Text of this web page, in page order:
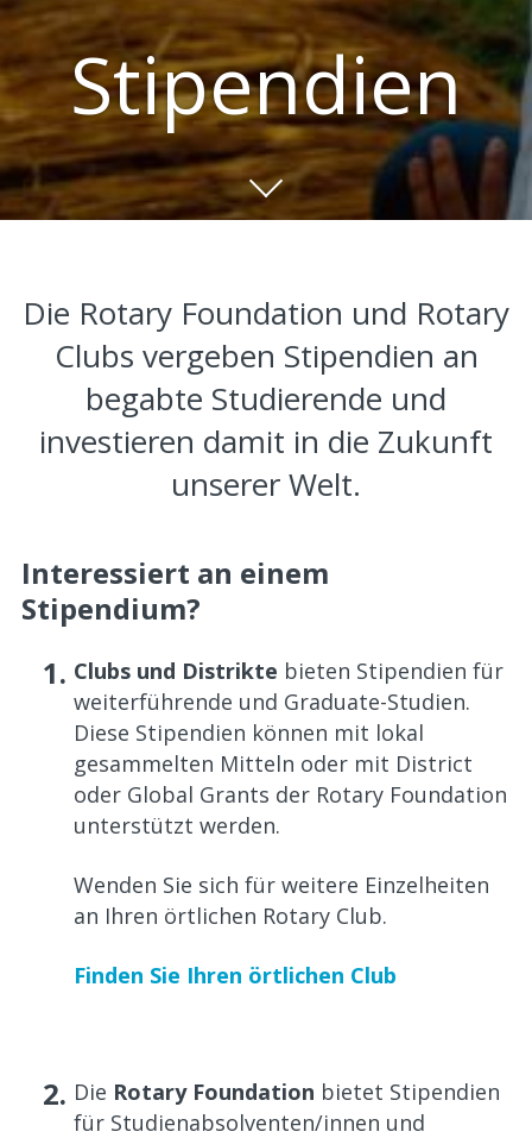
Stipendien
Skip to main content
Die Rotary Foundation und Rotary
Clubs vergeben Stipendien an
begabte Studierende und
investieren damit in die Zukunft
unserer Welt.
Interessiert an einem
Stipendium?
Clubs und Distrikte bieten Stipendien für
weiterführende und Graduate-Studien.
Diese Stipendien können mit lokal
gesammelten Mitteln oder mit District
oder Global Grants der Rotary Foundation
unterstützt werden.
Wenden Sie sich für weitere Einzelheiten
an Ihren örtlichen Rotary Club.
Finden Sie Ihren örtlichen Club
Die Rotary Foundation bietet Stipendien
für Studienabsolventen/innen und